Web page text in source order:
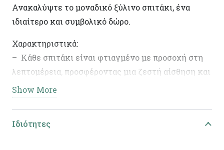
Ανακαλύψτε το μοναδικό ξύλινο σπιτάκι, ένα
ιδιαίτερο και συμβολικό δώρο.
Χαρακτηριστικά:
– Κάθε σπιτάκι είναι φτιαγμένο με προσοχή στη
λεπτομέρεια, προσφέροντας μια ζεστή αίσθηση και
φυσική γοητεία.
– Χειροποίητη Κατασκευή: Κάθε κομμάτι είναι
εξασφαλίζοντας ποιότητα και αυθεντικότητα.
Show More
Ιδιότητες